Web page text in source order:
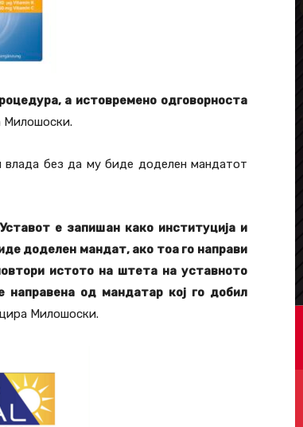
а истовремено одговорноста
Милошоски.
влада без да му биде доделен мандатот
е запишан како институција и
доделен мандат, ако тоа го направи
истото на штета на уставното
од мандатар кој го добил
Милошоски.